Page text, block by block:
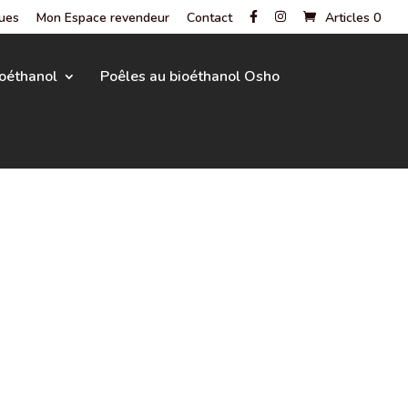
Mon Espace revendeur Contact Articles 0
Poêles au bioéthanol Osho